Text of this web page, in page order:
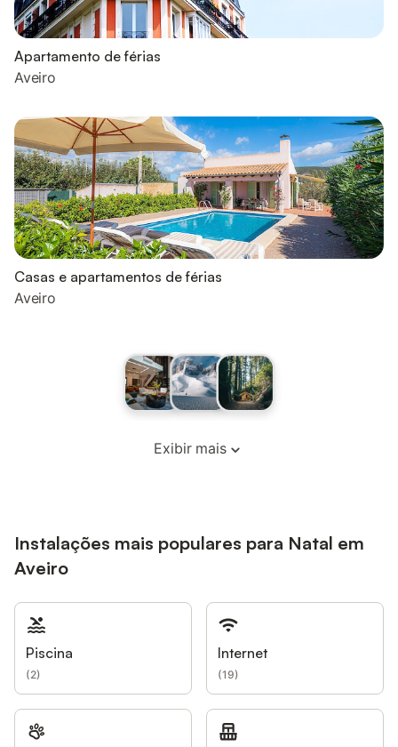
Apartamento de férias
Aveiro
Casas e apartamentos de férias
Aveiro
Exibir mais
Instalações mais populares para Natal em
Aveiro
Piscina
(2)
Internet
(19)